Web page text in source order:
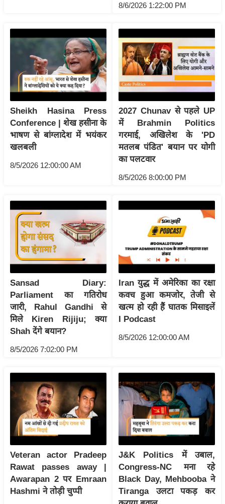
टो
न्यू
ज
ब्री
फ
म
नो
ज
ग
ली
वु
ड
हॉ
ली
वु
ड
फि
स
मी
क्षा
B
e
a
k
i
n
8/6/2026 1:22:00 PM
Sheikh Hasina Press
Conference | शेख हसीना के
भाषण से बांग्लादेश में भयंकर
खलबली
8/5/2026 12:00:00 AM
2027 Chunav से पहले UP
में Brahmin Politics
गरमाई, अखिलेश के 'PD
मतलब पंडित' बयान पर योगी
का पलटवार
8/5/2026 8:00:00 PM
Sansad Diary:
Parliament का गतिरोध
जारी, Rahul Gandhi से
मिले Kiren Rijiju; क्या
Shah देंगे बयान?
8/5/2026 7:02:00 PM
Iran युद्ध में अमेरिका का रक्षा
कवच हुआ कमजोर, तेजी से
खत्म हो रही हैं घातक मिसाइलें
I Podcast
8/5/2026 12:00:00 AM
Veteran actor Pradeep
Rawat passes away |
Awarapan 2 पर Emraan
Hashmi ने तोड़ी चुप्पी
J&K Politics में उबाल,
Congress-NC मना रहे
Black Day, Mehbooba ने
Tiranga उलटा पकड़ कर